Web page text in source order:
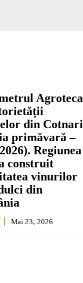
Agroteca
din Cotnari
primăvară –
Regiunea
construit
vinurilor
din
Mai 23, 2026